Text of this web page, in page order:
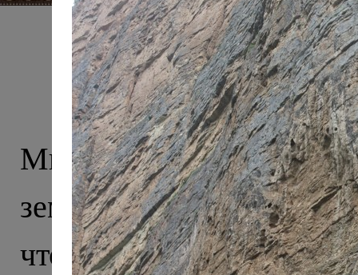
КАВКАЗ, О
Мы привыкли
землей ислама, однако
что тысячу лет назад